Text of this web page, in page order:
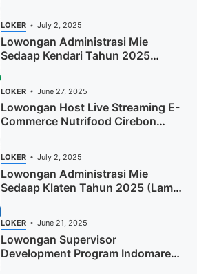
LOKER July 2, 2025
Lowongan Administrasi Mie
Sedaap Kendari Tahun 2025
LOKER June 27, 2025
Lowongan Host Live Streaming E-
Commerce Nutrifood Cirebon
LOKER July 2, 2025
Lowongan Administrasi Mie
Sedaap Klaten Tahun 2025 (Lamar
LOKER June 21, 2025
Lowongan Supervisor
Development Program Indomaret